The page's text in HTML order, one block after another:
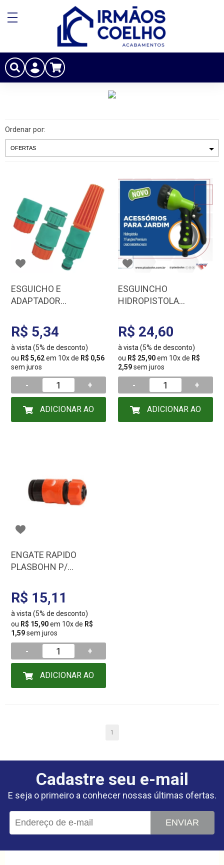
Ordenar por:
ESGUICHO E
ADAPTADOR
M 1/2
R$ 5,34
à vista (5% de desconto)
ou R$ 5,62em 10x de R$ 0,56
sem juros
- +
ESGUINCHO
HIDROPISTOLA
3946
R$ 24,60
à vista (5% de desconto)
ou R$ 25,90em 10x de R$
2,59sem juros
- +
ENGATE RAPIDO
PLASBOHN P/
R$ 15,11
à vista (5% de desconto)
ou R$ 15,90em 10x de R$
1,59sem juros
- +
1
Cadastre seu e-mail
E seja o primeiro a conhecer nossas últimas ofertas.
ENVIAR